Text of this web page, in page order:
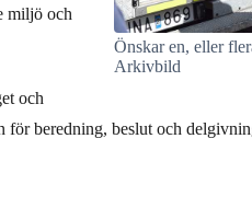
Önskar en, eller
Arkivbild
miljö och
och
för beredning, beslut och